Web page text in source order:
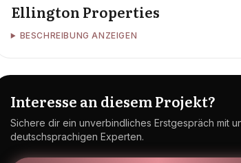
Ellington Properties
BESCHREIBUNG ANZEIGEN
Interesse an diesem Projekt?
Sichere dir ein unverbindliches Erstgespräch mit
deutschsprachigen Experten.